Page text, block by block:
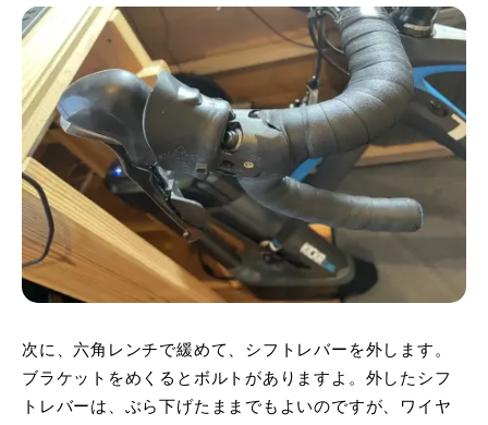
次に、六角レンチで緩めて、シフトレバーを外します。
ブラケットをめくるとボルトがありますよ。外したシフ
トレバーは、ぶら下げたままでもよいのですが、ワイヤ